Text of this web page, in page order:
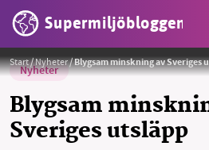
Supermiljöbloggen
Start/Nyheter/Blygsam minskning av Sveriges
Nyheter
Blygsam
Sveriges utsläpp